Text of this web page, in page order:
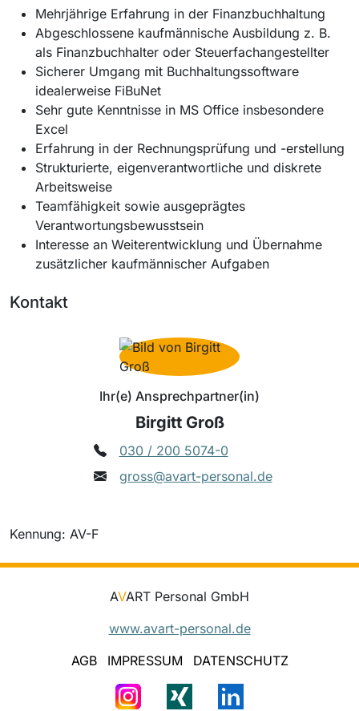
Mehrjährige Erfahrung in der Finanzbuchhaltung
Abgeschlossene kaufmännische Ausbildung z. B.
als Finanzbuchhalter oder Steuerfachangestellter
Sicherer Umgang mit Buchhaltungssoftware
idealerweise FiBuNet
Sehr gute Kenntnisse in MS Office insbesondere
Excel
Erfahrung in der Rechnungsprüfung und -erstellung
Strukturierte, eigenverantwortliche und diskrete
Arbeitsweise
Teamfähigkeit sowie ausgeprägtes
Verantwortungsbewusstsein
Interesse an Weiterentwicklung und Übernahme
zusätzlicher kaufmännischer Aufgaben
Kontakt
Ihr(e) Ansprechpartner(in)
Birgitt Groß
030 / 200 5074-0
gross@avart-personal.de
Kennung: AV-F
AVART Personal GmbH
www.avart-personal.de
AGB
IMPRESSUM DATENSCHUTZ